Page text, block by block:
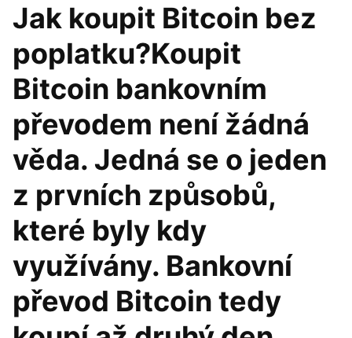
Jak koupit Bitcoin bez
poplatku?Koupit
Bitcoin bankovním
převodem není žádná
věda. Jedná se o jeden
z prvních způsobů,
které byly kdy
využívány. Bankovní
převod Bitcoin tedy